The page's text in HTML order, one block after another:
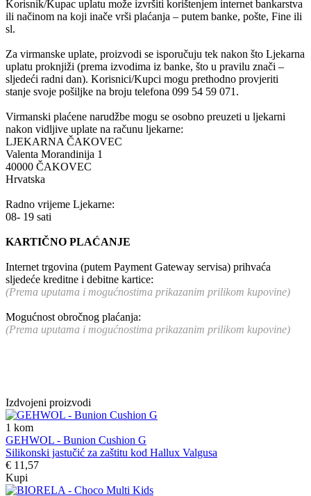
Korisnik/Kupac uplatu može izvršiti korištenjem internet bankarstva
ili načinom na koji inače vrši plaćanja – putem banke, pošte, Fine ili
sl.
Za virmanske uplate, proizvodi se isporučuju tek nakon što Ljekarna
uplatu proknjiži (prema izvodima iz banke, što u pravilu znači –
sljedeći radni dan). Korisnici/Kupci mogu prethodno provjeriti
stanje svoje pošiljke na broju telefona 099 54 59 071.
Virmanski plaćene narudžbe mogu se osobno preuzeti u ljekarni
nakon vidljive uplate na računu ljekarne:
LJEKARNA ČAKOVEC
Valenta Morandinija 1
40000 ČAKOVEC
Hrvatska
Radno vrijeme Ljekarne:
08- 19 sati
KARTIČNO PLAĆANJE
Internet trgovina (putem Payment Gateway servisa) prihvaća
sljedeće kreditne i debitne kartice:
(Prema uputama i mogućnostima prikazanim prilikom kupovine)
Mogućnost obročnog plaćanja:
(Prema uputama i mogućnostima prikazanim prilikom kupovine)
Izdvojeni proizvodi
1 kom
GEHWOL - Bunion Cushion G
Silikonski jastučić za zaštitu kod Hallux Valgusa
€ 11,57
Kupi